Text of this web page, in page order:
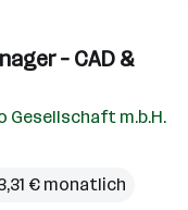
– CAD &
Gesellschaft m.b.H.
€ monatlich